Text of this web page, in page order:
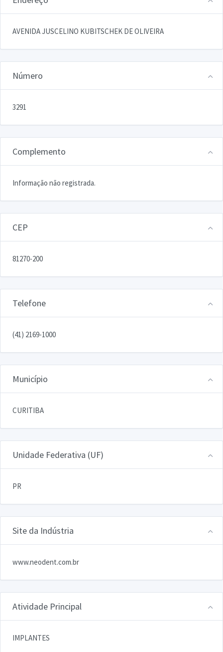
AVENIDA JUSCELINO KUBITSCHEK DE OLIVEIRA
Número
3291
Complemento
Informação não registrada.
CEP
81270-200
Telefone
(41) 2169-1000
Município
CURITIBA
Unidade Federativa (UF)
PR
Site da Indústria
www.neodent.com.br
Atividade Principal
IMPLANTES